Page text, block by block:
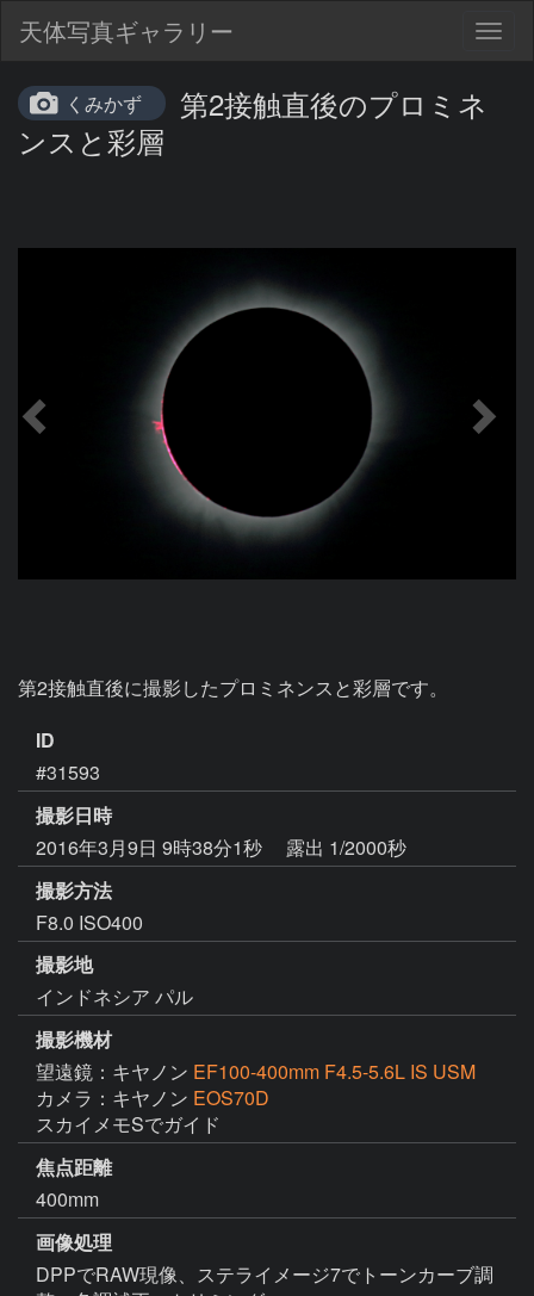
天体写真ギャラリー
くみかず
第2接触直後のプロミネ
ンスと彩層
第2接触直後に撮影したプロミネンスと彩層です。
ID
#31593
撮影日時
2016年3月9日 9時38分1秒
露出 1/2000秒
撮影方法
F8.0 ISO400
撮影地
インドネシア パル
撮影機材
望遠鏡：キヤノン EF100-400mm F4.5-5.6L IS USM
カメラ：キヤノン EOS70D
スカイメモSでガイド
焦点距離
400mm
画像処理
DPPでRAW現像、ステライメージ7でトーンカーブ調